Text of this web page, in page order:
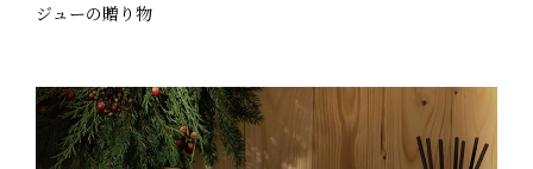
ジューの贈り物